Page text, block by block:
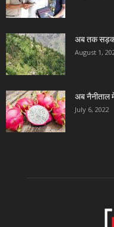
अब तक सड़क
August 1,
अब नैनीताल
July 6, 2022